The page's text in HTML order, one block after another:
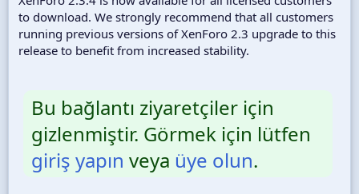
to download. We strongly recommend that all customers
running previous versions of XenForo 2.3 upgrade to this
release to benefit from increased stability.
Bu bağlantı ziyaretçiler için
gizlenmiştir. Görmek için lütfen
giriş yapın veya üye olun.